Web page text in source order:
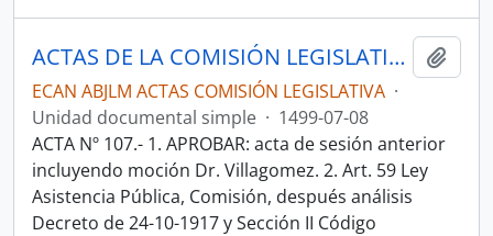
ACTAS DE LA COMISIÓN LEGISLATIVA PERMANENTE 1949
ECAN ABJLM ACTAS COMISIÓN LEGISLATIVA ·
Unidad documental simple · 1499-07-08
ACTA Nº 107.- 1. APROBAR: acta de sesión anterior
incluyendo moción Dr. Villagomez. 2. Art. 59 Ley
Asistencia Pública, Comisión, después análisis
Decreto de 24-10-1917 y Sección II Código